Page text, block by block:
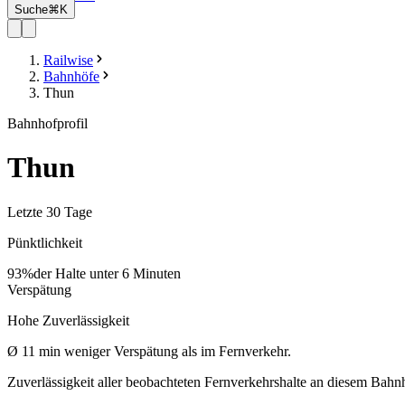
Suche⌘K
Railwise
Bahnhöfe
Thun
Bahnhofprofil
Thun
Letzte 30 Tage
Pünktlichkeit
93%der Halte unter 6 Minuten
Verspätung
Hohe Zuverlässigkeit
Ø 11 min weniger Verspätung als im Fernverkehr.
Zuverlässigkeit aller beobachteten Fernverkehrshalte an diesem